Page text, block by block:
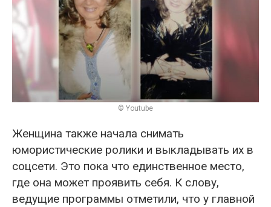
© Youtube
Женщина также начала снимать
юмористические ролики и выкладывать их в
соцсети. Это пока что единственное место,
где она может проявить себя. К слову,
ведущие программы отметили, что у главной